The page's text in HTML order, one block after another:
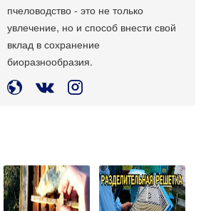
пчеловодство - это не только
увлечение, но и способ внести свой
вклад в сохранение
биоразнообразия.